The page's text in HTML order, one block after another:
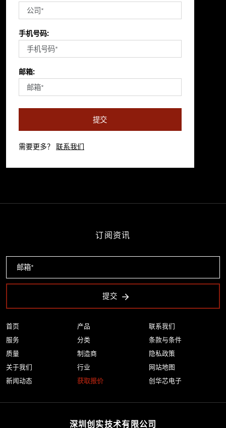
手机号码:
邮箱:
提交
需要更多？ 联系我们
首页
服务
质量
关于我们
新闻动态
产品
分类
制造商
行业
获取报价
联系我们
条款与条件
隐私政策
网站地图
创华芯电子
订阅资讯
提交
深圳创实技术有限公司